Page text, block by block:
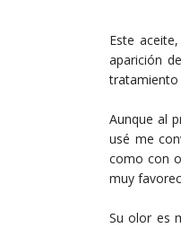
Este
aparición
tratamiento
Aunque al
usé me
como con
muy
Su olor es